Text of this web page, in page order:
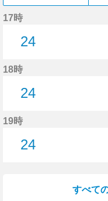
17時
24
18時
24
19時
24
すべて